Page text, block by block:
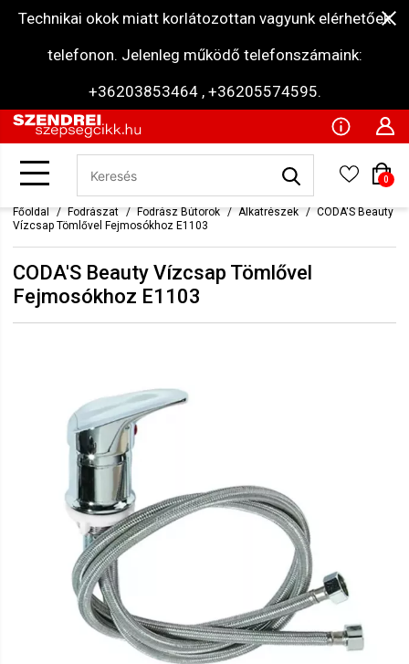
Technikai okok miatt korlátozottan vagyunk elérhetőek
telefonon. Jelenleg működő telefonszámaink:
+36203853464 , +36205574595.
0
Főoldal Fodrászat Fodrász Bútorok Alkatrészek
CODA'S Beauty
Vízcsap Tömlővel Fejmosókhoz E1103
CODA'S Beauty Vízcsap Tömlővel
Fejmosókhoz E1103